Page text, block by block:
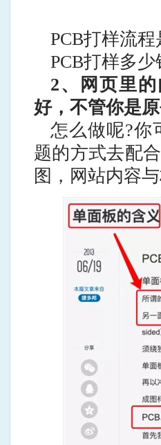
PCB打样流
PCB打样多
2、网页里
好，不管你是
怎么做呢?你
题的方式去配
图，网站内容